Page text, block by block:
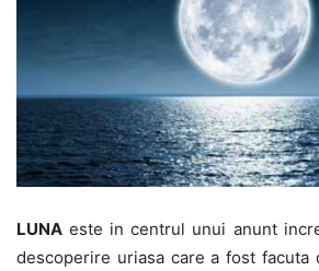
LUNA este in centrul unui anunt
descoperire uriasa care a fost facuta